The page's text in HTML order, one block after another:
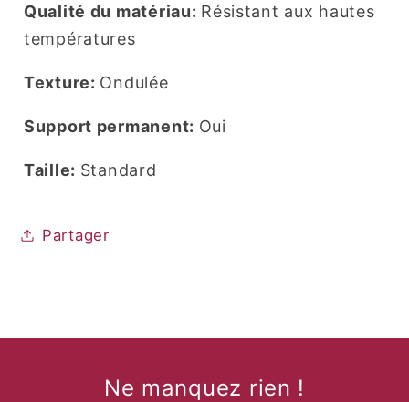
Qualité du matériau: Résistant aux hautes
températures
Texture: Ondulée
Support permanent: Oui
Taille: Standard
Partager
Ne manquez rien !